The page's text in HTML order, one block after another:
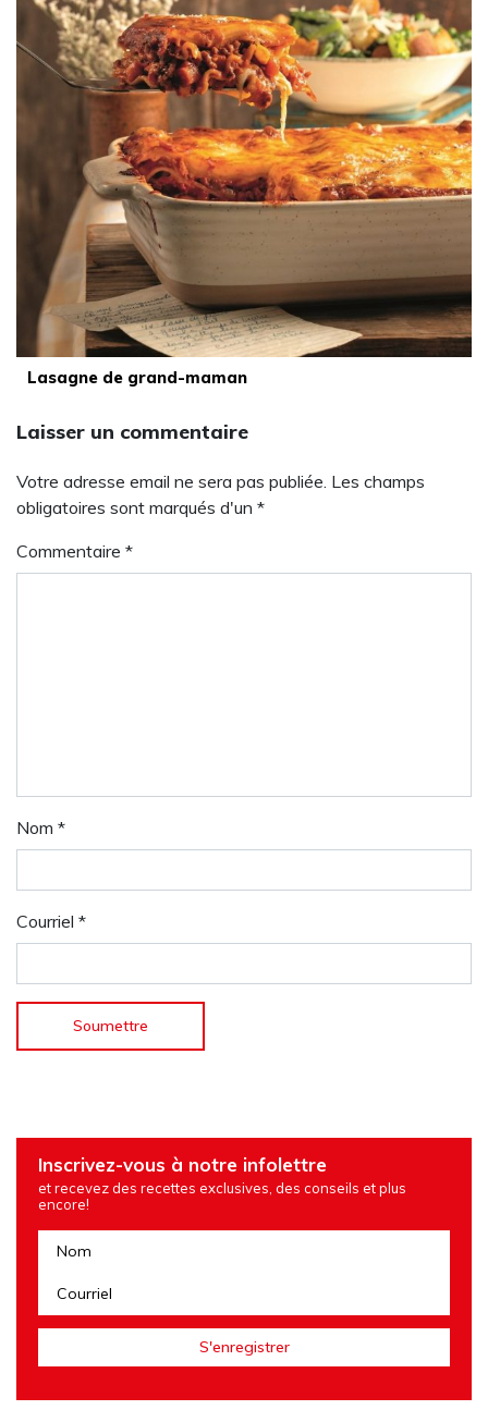
Lasagne de grand-maman
Laisser un commentaire
Votre adresse email ne sera pas publiée. Les champs
obligatoires sont marqués d'un *
Commentaire *
Nom *
Courriel *
Inscrivez-vous à notre infolettre
et recevez des recettes exclusives, des conseils et plus
encore!